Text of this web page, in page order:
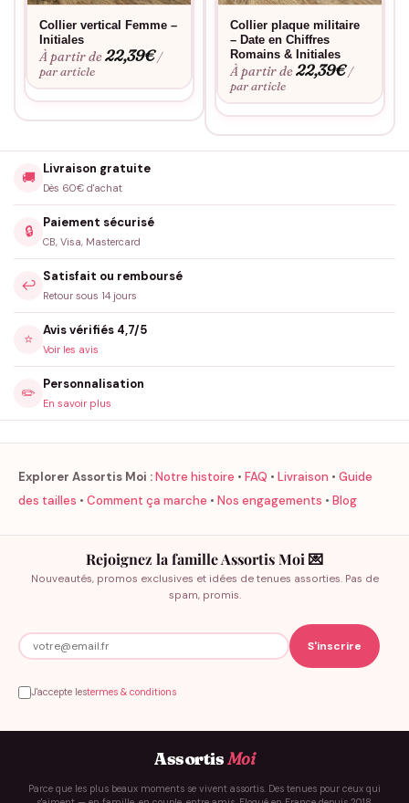
Collier vertical Femme –
Initiales
À partir de22,39€ /
par article
Collier plaque militaire
– Date en Chiffres
Romains & Initiales
À partir de22,39€ /
par article
🚚
Livraison gratuite
Dès 60€ d'achat
🔒
Paiement sécurisé
CB, Visa, Mastercard
↩️
Satisfait ou remboursé
Retour sous 14 jours
⭐
Avis vérifiés 4,7/5
Voir les avis
✏️
Personnalisation
En savoir plus
Explorer Assortis Moi :Notre histoire • FAQ • Livraison • Guide
des tailles • Comment ça marche • Nos engagements • Blog
Rejoignez la famille Assortis Moi 💌
Nouveautés, promos exclusives et idées de tenues assorties. Pas de
spam, promis.
J'accepte lestermes & conditions
AssortisMoi
Parce que les plus beaux moments se vivent assortis. Des tenues pour ceux qui